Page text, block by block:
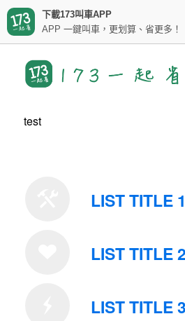
下載173叫車APP
APP 一鍵叫車，更划算、省更多！
test
LIST TITLE 1
LIST TITLE 2
LIST TITLE 3